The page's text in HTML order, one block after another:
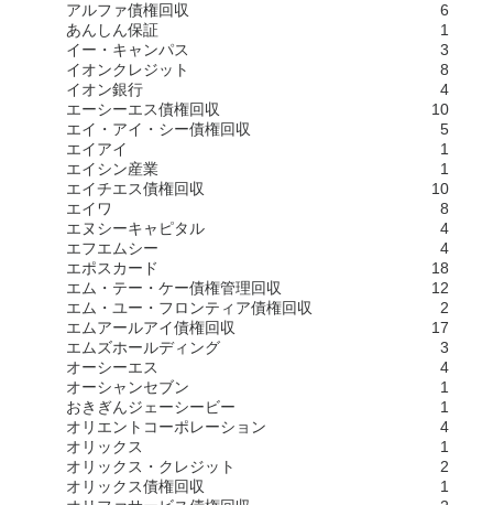
アルファ債権回収
6
あんしん保証
1
イー・キャンパス
3
イオンクレジット
8
イオン銀行
4
エーシーエス債権回収
10
エイ・アイ・シー債権回収
5
エイアイ
1
エイシン産業
1
エイチエス債権回収
10
エイワ
8
エヌシーキャピタル
4
エフエムシー
4
エポスカード
18
エム・テー・ケー債権管理回収
12
エム・ユー・フロンティア債権回収
2
エムアールアイ債権回収
17
エムズホールディング
3
オーシーエス
4
オーシャンセブン
1
おきぎんジェーシービー
1
オリエントコーポレーション
4
オリックス
1
オリックス・クレジット
2
オリックス債権回収
1